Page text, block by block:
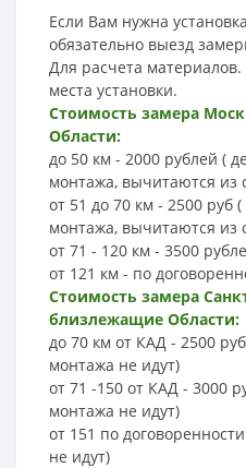
Если Вам нужна
обязательно выезд
Для расчета
места установки.
Стоимость замера
Области:
до 50 км - 2000 рублей (
монтажа, вычитаются из
от 51 до 70 км - 2500 руб
монтажа, вычитаются из
от 71 - 120 км - 3500
от 121 км - по
Стоимость замера
близлежащие Области:
до 70 км от КАД - 2500
монтажа не идут)
от 71 -150 от КАД - 3000
монтажа не идут)
от 151 по
не идут)